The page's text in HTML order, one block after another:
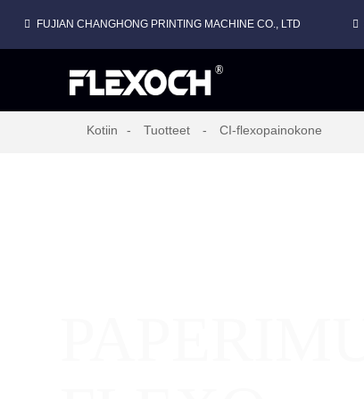
FUJIAN CHANGHONG PRINTING MACHINE CO., LTD
Kotiin Tuotteet CI-flexopainokone